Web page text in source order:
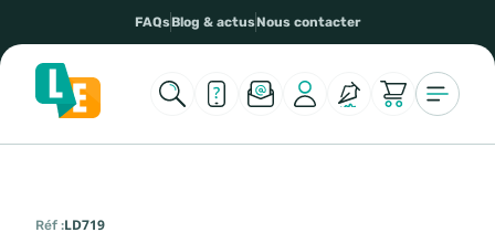
FAQsBlog & actusNous contacter
Réf :LD719